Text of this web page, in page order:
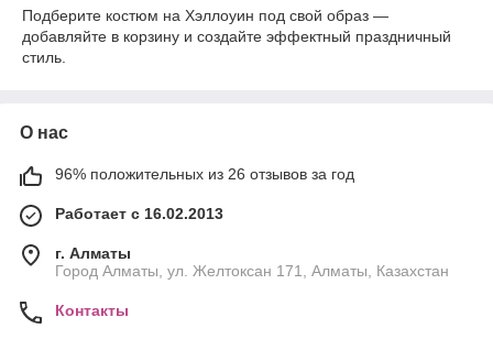
Подберите костюм на Хэллоуин под свой образ —
добавляйте в корзину и создайте эффектный праздничный
стиль.
О нас
96% положительных из 26 отзывов за год
Работает с 16.02.2013
г. Алматы
Город Алматы, ул. Желтоксан 171, Алматы, Казахстан
Контакты